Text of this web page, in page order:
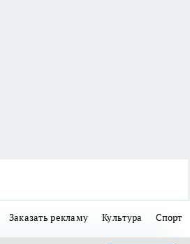
Заказать рекламу Культура Спорт